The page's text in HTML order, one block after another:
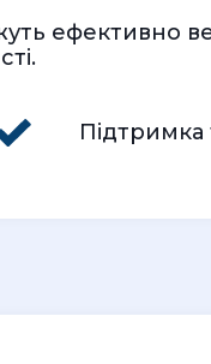
ефективно
Підтримка